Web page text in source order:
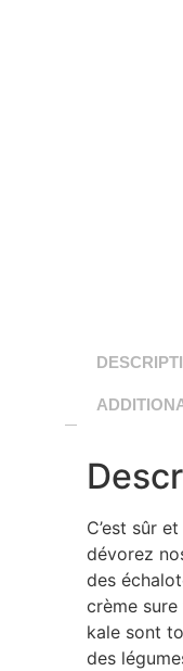
C’est sûr
dévorez
des
crème
kale sont
des